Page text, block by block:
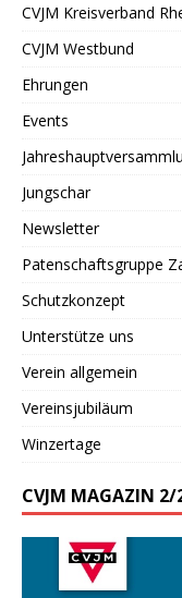
CVJM Kreisverband
CVJM Westbund
Ehrungen
Events
Jungschar
Newsletter
Patenschaftsgruppe
Schutzkonzept
Unterstütze uns
Verein allgemein
Vereinsjubiläum
Winzertage
CVJM MAGAZIN 2/